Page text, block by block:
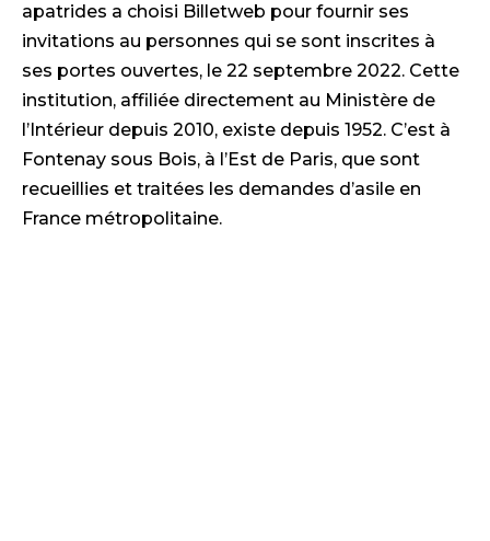
apatrides a choisi Billetweb pour fournir ses
invitations au personnes qui se sont inscrites à
ses portes ouvertes, le 22 septembre 2022. Cette
institution, affiliée directement au Ministère de
l’Intérieur depuis 2010, existe depuis 1952. C’est à
Fontenay sous Bois, à l’Est de Paris, que sont
recueillies et traitées les demandes d’asile en
France métropolitaine.